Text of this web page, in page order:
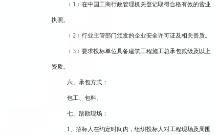
﹙ 1﹚在中国工商行政管理机关登记取得合格有效的营业
执照。
﹙ 2﹚行业主管部门颁发的企业安全许可证及相关资质。
﹙ 3﹚要求投标单位具备建筑工程施工总承包贰级及以上
资质。
六、承包方式：
包工、包料。
七、踏勘现场：
1、招标人在约定时间内，组织投标人对工程现场及周围